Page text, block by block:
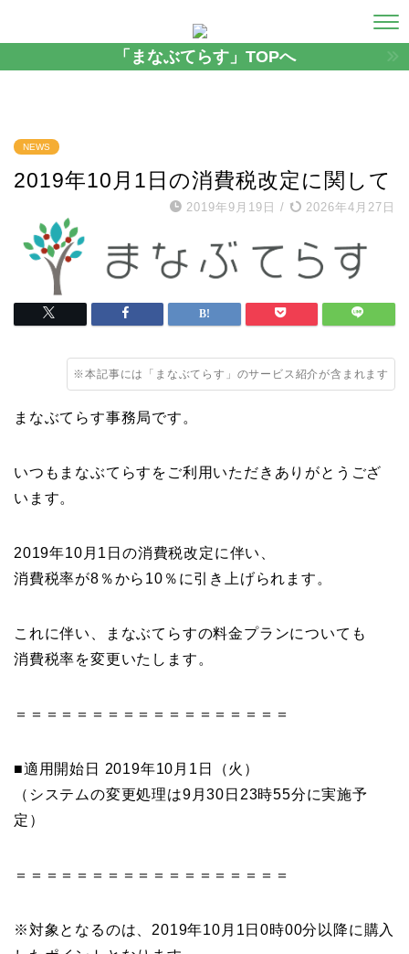
「まなぶてらす」TOPへ
NEWS
2019年10月1日の消費税改定に関して
2019年9月19日 / 2026年4月27日
※本記事には「まなぶてらす」のサービス紹介が含まれます
まなぶてらす事務局です。
いつもまなぶてらすをご利用いただきありがとうござ
います。
2019年10月1日の消費税改定に伴い、
消費税率が8％から10％に引き上げられます。
これに伴い、まなぶてらすの料金プランについても
消費税率を変更いたします。
＝＝＝＝＝＝＝＝＝＝＝＝＝＝＝＝＝＝
■適用開始日 2019年10月1日（火）
（システムの変更処理は9月30日23時55分に実施予
定）
＝＝＝＝＝＝＝＝＝＝＝＝＝＝＝＝＝＝
※対象となるのは、2019年10月1日0時00分以降に購入